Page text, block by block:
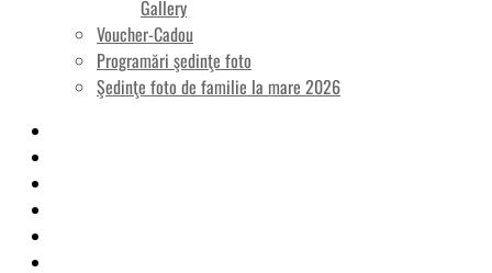
Gallery
Voucher-Cadou
Programări şedinţe foto
Şedinţe foto de familie la mare 2026